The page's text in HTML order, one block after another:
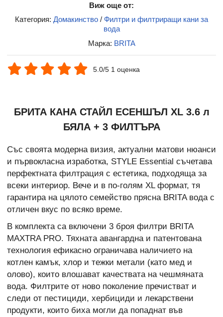
Виж още от:
Категория: Домакинство / Филтри и филтриращи кани за
вода
Марка: BRITA
5.0/5 1 оценка
БРИТА КАНА СТАЙЛ ЕСЕНШЪЛ XL 3.6 л
БЯЛА + 3 ФИЛТЪРА
Със своята модерна визия, актуални матови нюанси
и първокласна изработка, STYLE Essential съчетава
перфектната филтрация с естетика, подходяща за
всеки интериор. Вече и в по-голям XL формат, тя
гарантира на цялото семейство прясна BRITA вода с
отличен вкус по всяко време.
В комплекта са включени 3 броя филтри BRITA
MAXTRA PRO. Тяхната авангардна и патентована
технология ефикасно ограничава наличието на
котлен камък, хлор и тежки метали (като мед и
олово), които влошават качествата на чешмяната
вода. Филтрите от ново поколение пречистват и
следи от пестициди, хербициди и лекарствени
продукти, които биха могли да попаднат във